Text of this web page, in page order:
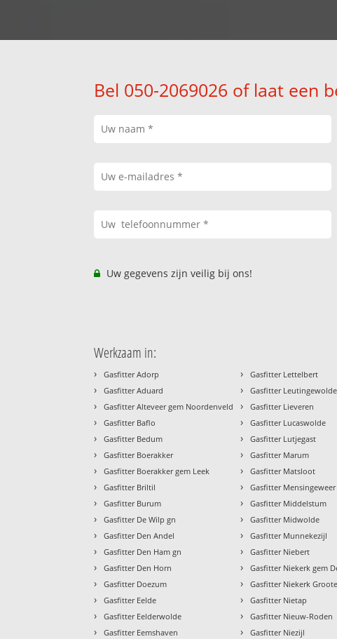
Bel 050-2069026 of laat een
Uw gegevens zijn veilig bij ons!
Werkzaam in:
› Gasfitter Adorp
› Gasfitter Aduard
› Gasfitter Alteveer gem Noordenveld
› Gasfitter Baflo
› Gasfitter Bedum
› Gasfitter Boerakker
› Gasfitter Boerakker gem Leek
› Gasfitter Briltil
› Gasfitter Burum
› Gasfitter De Wilp gn
› Gasfitter Den Andel
› Gasfitter Den Ham gn
› Gasfitter Den Horn
› Gasfitter Doezum
› Gasfitter Eelde
› Gasfitter Eelderwolde
› Gasfitter Eemshaven
› Gasfitter Lettelbert
› Gasfitter Leutingewolde
› Gasfitter Lieveren
› Gasfitter Lucaswolde
› Gasfitter Lutjegast
› Gasfitter Marum
› Gasfitter Matsloot
› Gasfitter Mensingeweer
› Gasfitter Middelstum
› Gasfitter Midwolde
› Gasfitter Munnekezijl
› Gasfitter Niebert
› Gasfitter Niekerk gem
› Gasfitter Niekerk
› Gasfitter Nietap
› Gasfitter Nieuw-Roden
› Gasfitter Niezijl